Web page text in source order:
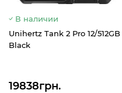
В наличии
Unihertz Tank 2 Pro 12/512GB
Black
19838грн.